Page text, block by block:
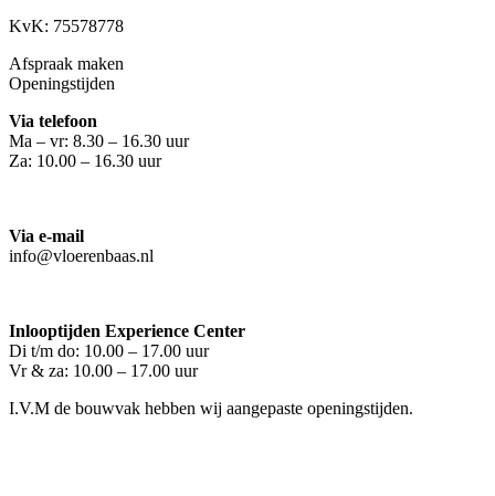
KvK: 75578778
Afspraak maken
Openingstijden
Via telefoon
Ma – vr: 8.30 – 16.30 uur
Za: 10.00 – 16.30 uur
Via e-mail
info@vloerenbaas.nl
Inlooptijden Experience Center
Di t/m do: 10.00 – 17.00 uur
Vr & za: 10.00 – 17.00 uur
I.V.M de bouwvak hebben wij aangepaste openingstijden.